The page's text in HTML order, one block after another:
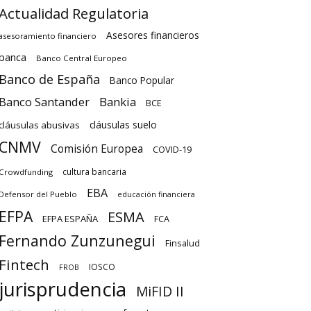
Regulatoria
financiero Asesores financieros
Banco Central Europeo
de España Banco Popular
Santander Bankia BCE
abusivas cláusulas suelo
Comisión Europea COVID-19
cultura bancaria
del Pueblo EBA educación financiera
EFPA ESPAÑA ESMA FCA
Zunzunegui Finsalud
FROB IOSCO
MiFID II